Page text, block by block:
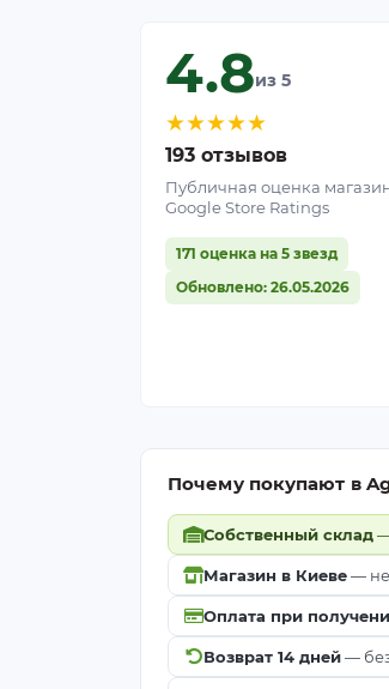
Томаты, перец,
Огурцы, кабачки,
Капуста всех видов;
Клубника и
Малина, ежевика;
Смородина,
Как
Очистите почвуот
Стелют любой
Закрепите края
Сделайте
Поливайте прямо
4.8из 5
★★★★★
193 отзывов
Публичная оценка
Google Store Ratings
171 оценка на 5 звезд
Обновлено: 26.05.2026
Почему покупают в
Собственный склад
Магазин в Киеве— не
Оплата при
Возврат 14 дней—